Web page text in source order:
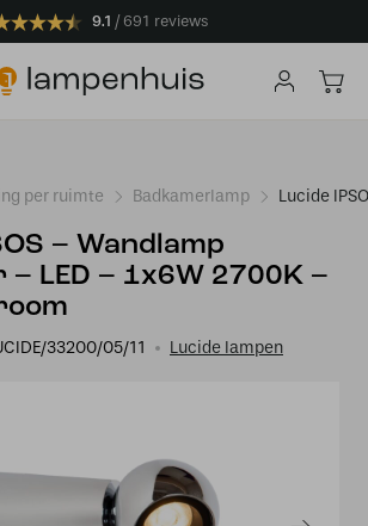
9.1 691 reviews
per ruimte Badkamerlamp Lucide
– Wandlamp
– LED – 1x6W 2700K –
33200/05/11 Lucide lampen